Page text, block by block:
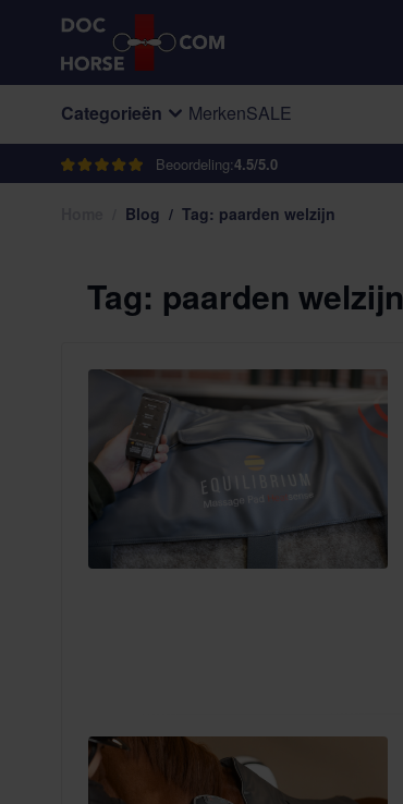
Ga naar de inhoud
Beoordeling:4.5/5.0
Categorieën MerkenSALE
Blog / Tag: paarden welzijn
Tag: paarden welzijn